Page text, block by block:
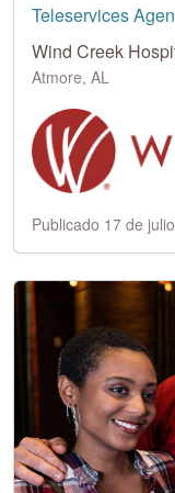
Teleservices
Wind Creek
Atmore, AL
Publicado 17 de